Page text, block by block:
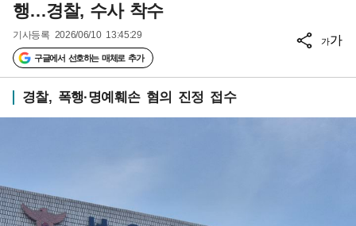
행…경찰, 수사 착수
기사등록 2026/06/10 13:45:29
구글에서 선호하는 매체로 추가
가가
경찰, 폭행·명예훼손 혐의 진정 접수